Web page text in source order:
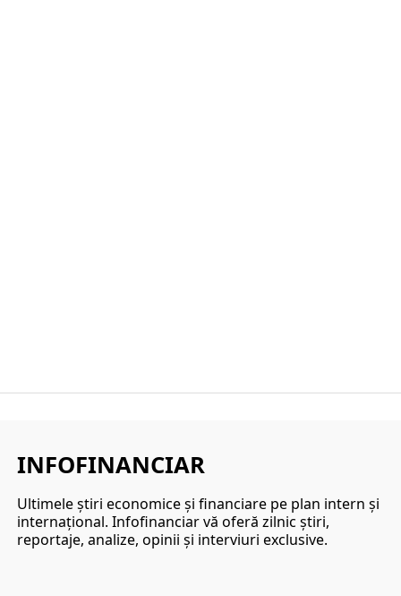
INFOFINANCIAR
Ultimele ştiri economice şi financiare pe plan intern şi
internaţional. Infofinanciar vă oferă zilnic ştiri,
reportaje, analize, opinii şi interviuri exclusive.